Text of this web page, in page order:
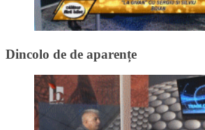
Dincolo de de aparențe